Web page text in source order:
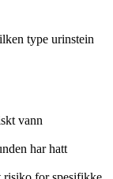
type urinstein
vann
har hatt